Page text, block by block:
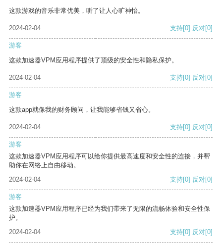
这款游戏的音乐非常优美，听了让人心旷神怡。
2024-02-04 支持[0] 反对[0]
游客
这款加速器VPM应用程序提供了顶级的安全性和隐私保护。
2024-02-04 支持[0] 反对[0]
游客
这款app就像我的财务顾问，让我能够省钱又省心。
2024-02-04 支持[0] 反对[0]
游客
这款加速器VPM应用程序可以给你提供最高速度和安全性的连接，并帮
助你在网络上自由移动。
2024-02-04
支持[0] 反对[0]
游客
这款加速器VPM应用程序已经为我们带来了无限的流畅体验和安全性保
护。
2024-02-04
支持[0] 反对[0]